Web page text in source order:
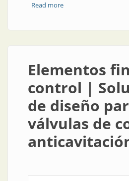
Read moreabout Capacitación de
Elementos
control |
de diseño
válvulas de